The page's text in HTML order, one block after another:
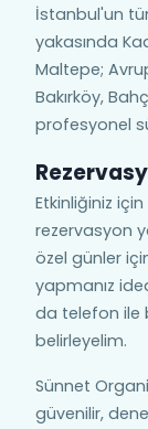
İstanbul'un
yakasında
Maltepe;
Bakırköy,
profesyonel
Etkinliğiniz
rezervasyon
özel günler
yapmanız
da telefon ile
belirleyelim.
Sünnet
güvenilir,